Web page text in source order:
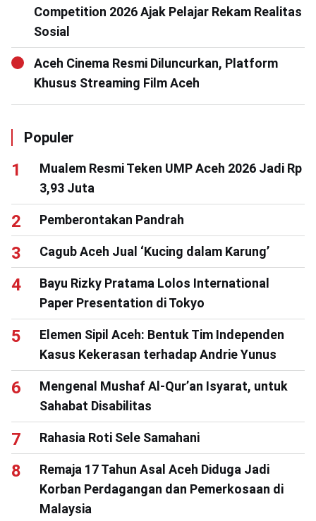
Competition 2026 Ajak Pelajar Rekam Realitas
Sosial
Aceh Cinema Resmi Diluncurkan, Platform
Khusus Streaming Film Aceh
Populer
Mualem Resmi Teken UMP Aceh 2026 Jadi Rp
3,93 Juta
Pemberontakan Pandrah
Cagub Aceh Jual ‘Kucing dalam Karung’
Bayu Rizky Pratama Lolos International
Paper Presentation di Tokyo
Elemen Sipil Aceh: Bentuk Tim Independen
Kasus Kekerasan terhadap Andrie Yunus
Mengenal Mushaf Al-Qur’an Isyarat, untuk
Sahabat Disabilitas
Rahasia Roti Sele Samahani
Remaja 17 Tahun Asal Aceh Diduga Jadi
Korban Perdagangan dan Pemerkosaan di
Malaysia